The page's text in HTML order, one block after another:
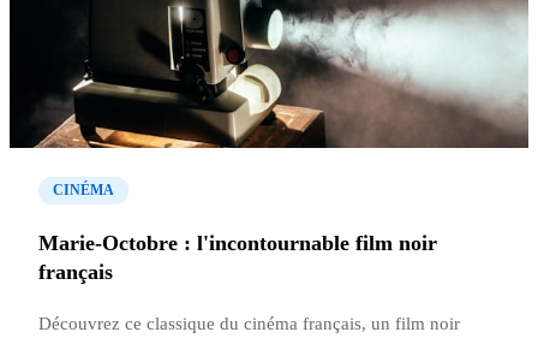
CINÉMA
Marie-Octobre : l'incontournable film noir
français
Découvrez ce classique du cinéma français, un film noir